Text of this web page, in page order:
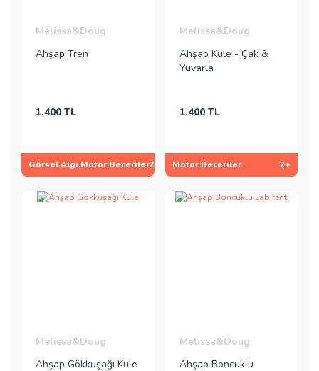
Melissa&Doug
Ahşap Tren
1.400 TL
Görsel Algı,Motor Beceriler2+
Melissa&Doug
Ahşap Kule - Çak &
Yuvarla
1.400 TL
Motor Beceriler 2+
Melissa&Doug
Ahşap Gökkuşağı Kule
Melissa&Doug
Ahşap Boncuklu